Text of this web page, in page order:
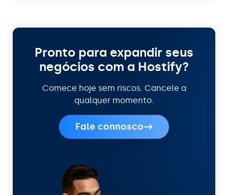
Pronto para expandir seus
negócios com a Hostify?
Comece hoje sem riscos. Cancele a
qualquer momento.
Fale connosco